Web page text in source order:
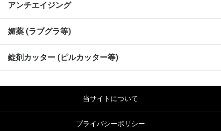
アンチエイジング
媚薬 (ラブグラ等)
錠剤カッター (ピルカッター等)
当サイトについて
プライバシーポリシー